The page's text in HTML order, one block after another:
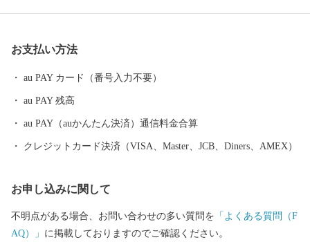
こで焼かれた「くらわんか碗」が全国に出荷され、当時貴重品で
あった磁器を広く普及させるとともに、食文化にも大きな影響を
彩るおしゃれで機能的な日用和食器の一大産地として、全国的に
も高いシェアを誇っています。（すでに皆さまの食卓にも、波佐
見で作られたやきものがあるかも！？）窯元、棚田、温泉など、
お支払い方法
au PAY カード（番号入力不要）
au PAY 残高
au PAY（auかんたん決済）通信料金合算
クレジットカード決済（VISA、Master、JCB、Diners、AMEX）
お申し込みに関して
不明点がある場合、お問い合わせの多い質問を 「よくある質問（F
AQ）」 に掲載しておりますのでご確認ください。